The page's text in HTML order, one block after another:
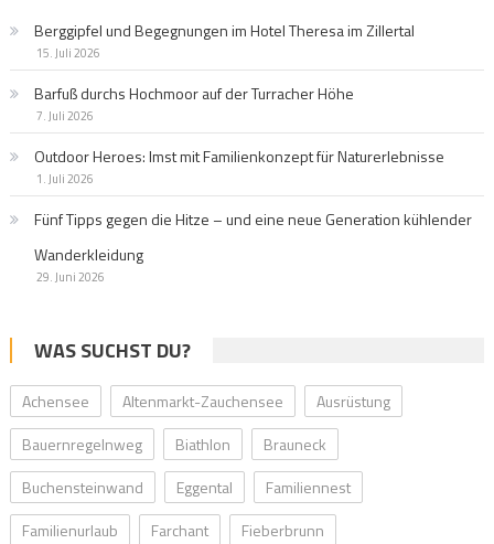
Berggipfel und Begegnungen im Hotel Theresa im Zillertal
15. Juli 2026
Barfuß durchs Hochmoor auf der Turracher Höhe
7. Juli 2026
Outdoor Heroes: Imst mit Familienkonzept für Naturerlebnisse
1. Juli 2026
Fünf Tipps gegen die Hitze – und eine neue Generation kühlender
Wanderkleidung
29. Juni 2026
WAS SUCHST DU?
Achensee Altenmarkt-Zauchensee
Ausrüstung
Bauernregelnweg
Biathlon
Brauneck
Buchensteinwand
Eggental
Familiennest
Familienurlaub
Farchant
Fieberbrunn